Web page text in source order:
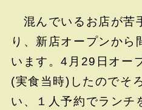
混んでいるお店が苦
り、新店オープンから
います。4月29日オー
(実食当時)したのでそ
い、１人予約でランチ